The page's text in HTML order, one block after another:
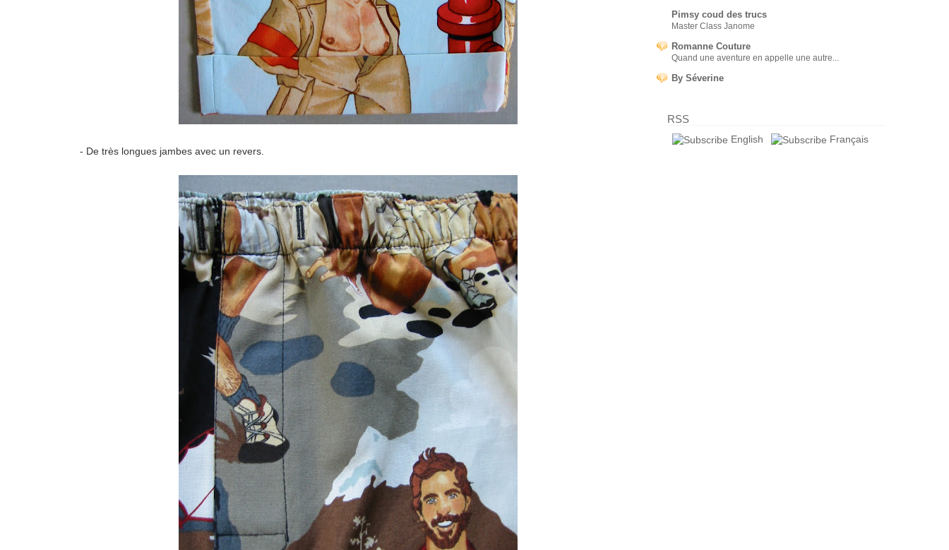
- De très longues jambes avec un revers.
Pimsy coud des trucs
Master Class Janome
Romanne Couture
Quand une aventure en appelle une autre...
By Séverine
RSS
English Français